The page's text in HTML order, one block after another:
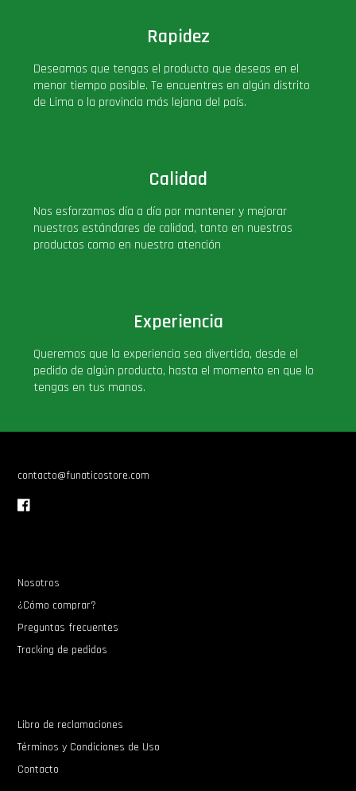
Rapidez
Deseamos que tengas el producto que deseas en el
menor tiempo posible. Te encuentres en algún distrito
de Lima o la provincia más lejana del país.
Calidad
Nos esforzamos día a día por mantener y mejorar
nuestros estándares de calidad, tanto en nuestros
productos como en nuestra atención
Experiencia
Queremos que la experiencia sea divertida, desde el
pedido de algún producto, hasta el momento en que lo
tengas en tus manos.
contacto@funaticostore.com
Nosotros
¿Cómo comprar?
Preguntas frecuentes
Tracking de pedidos
Libro de reclamaciones
Términos y Condiciones de Uso
Contacto